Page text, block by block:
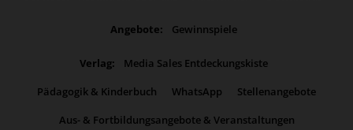
Angebote: Gewinnspiele
Verlag:
Media Sales Entdeckungskiste
Pädagogik & Kinderbuch
WhatsApp
Stellenangebote
Aus- & Fortbildungsangebote & Veranstaltungen